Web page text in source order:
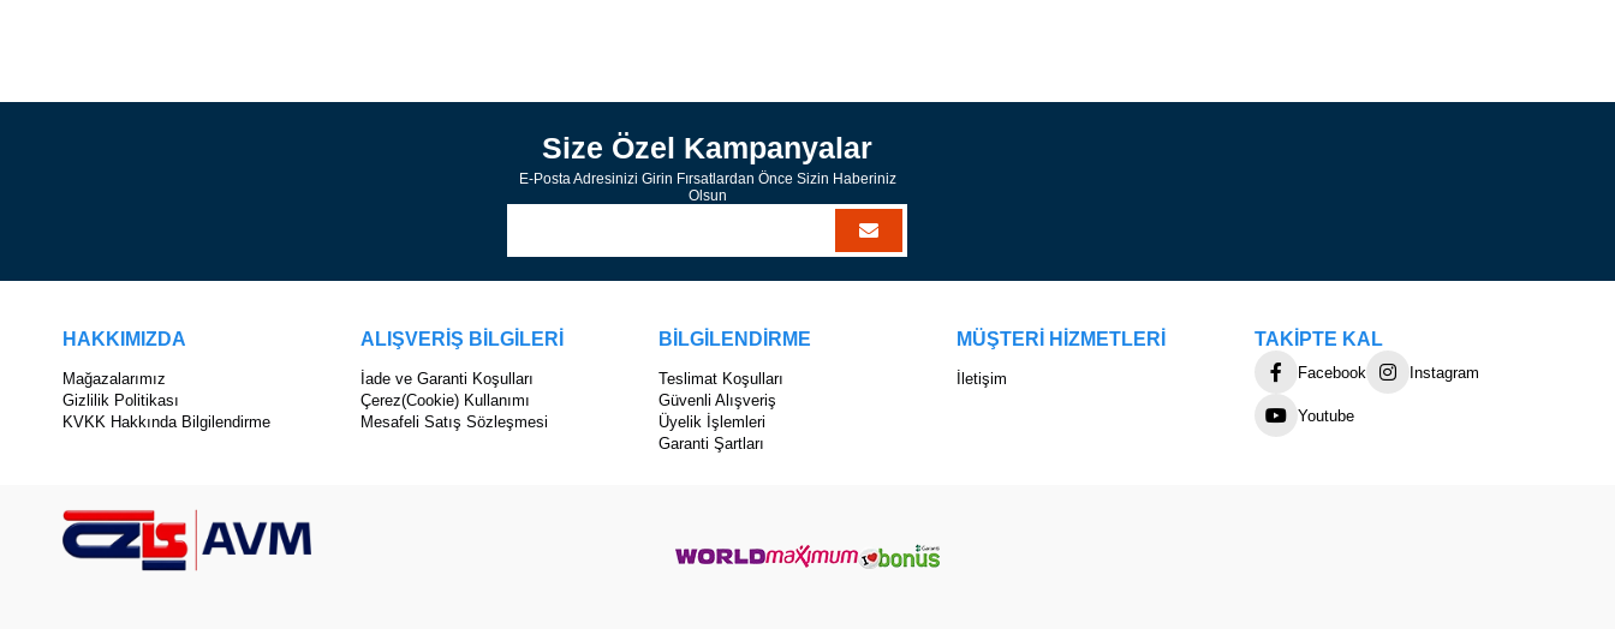
Size Özel Kampanyalar
E-Posta Adresinizi Girin Fırsatlardan Önce Sizin Haberiniz
Olsun
HAKKIMIZDA
Mağazalarımız
Gizlilik Politikası
KVKK Hakkında Bilgilendirme
ALIŞVERİŞ BİLGİLERİ
İade ve Garanti Koşulları
Çerez(Cookie) Kullanımı
Mesafeli Satış Sözleşmesi
BİLGİLENDİRME
Teslimat Koşulları
Güvenli Alışveriş
Üyelik İşlemleri
Garanti Şartları
MÜŞTERİ HİZMETLERİ
İletişim
TAKİPTE KAL
Facebook Instagram
Youtube